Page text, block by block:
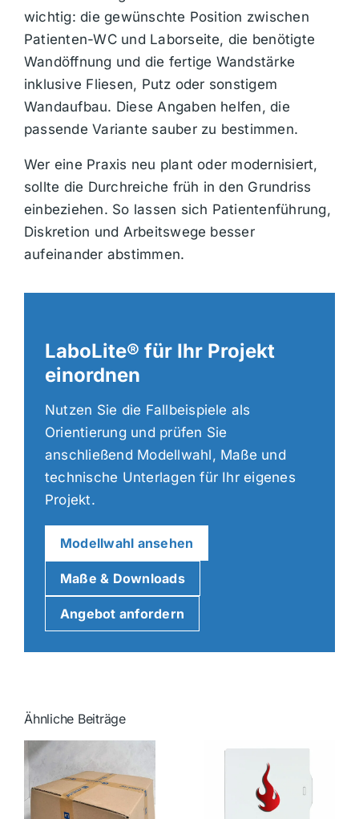
wichtig: die gewünschte Position zwischen
Patienten-WC und Laborseite, die benötigte
Wandöffnung und die fertige Wandstärke
inklusive Fliesen, Putz oder sonstigem
Wandaufbau. Diese Angaben helfen, die
passende Variante sauber zu bestimmen.
Wer eine Praxis neu plant oder modernisiert,
sollte die Durchreiche früh in den Grundriss
einbeziehen. So lassen sich Patientenführung,
Diskretion und Arbeitswege besser
aufeinander abstimmen.
LaboLite® für Ihr Projekt
einordnen
Nutzen Sie die Fallbeispiele als
Orientierung und prüfen Sie
anschließend Modellwahl, Maße und
technische Unterlagen für Ihr eigenes
Projekt.
Modellwahl ansehen
Maße & Downloads
Angebot anfordern
Ähnliche Beiträge